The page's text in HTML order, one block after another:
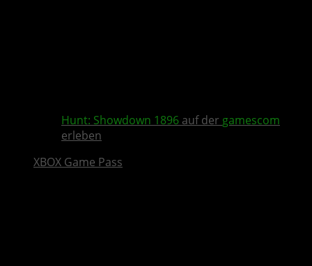
Hunt: Showdown 1896 auf der gamescom
erleben
XBOX Game Pass